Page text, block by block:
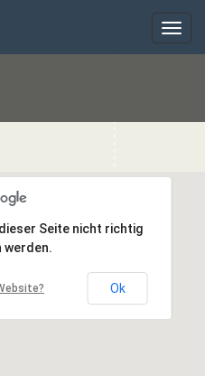
Toggle
Seite nicht richtig
werden.
Ok
Seite nicht richtig
werden.
Ok
Toggle